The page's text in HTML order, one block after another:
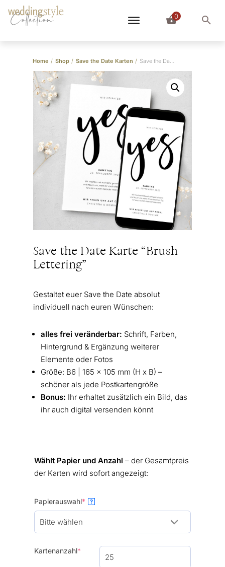
Collection 0
Home / Shop / Save the Date Karten / Save the Date Karte “Brush Lettering”
Save the Date Karte “Brush
Lettering”
Gestaltet euer Save the Date absolut
individuell nach euren Wünschen:
alles frei veränderbar: Schrift, Farben,
Hintergrund & Ergänzung weiterer
Elemente oder Fotos
Größe: B6 | 165 x 105 mm (H x B) –
schöner als jede Postkartengröße
Bonus: Ihr erhaltet zusätzlich ein Bild, das
ihr auch digital versenden könnt
Wählt Papier und Anzahl – der Gesamtpreis
der Karten wird sofort angezeigt:
Papierauswahl*(required)
?
Kartenanzahl*(required)